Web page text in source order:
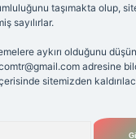
taşımakta olup,
sayılırlar.
aykırı olduğunu
adresine
sitemizden